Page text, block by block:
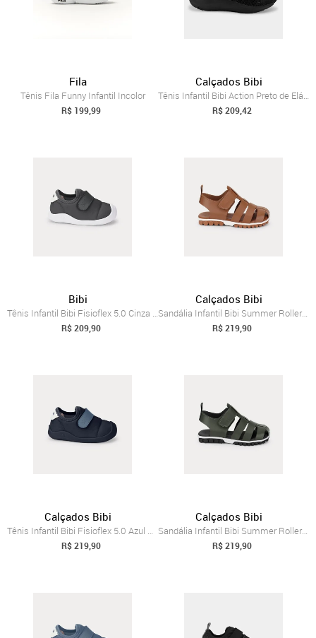
Fila
Tênis Fila Funny Infantil Incolor
R$ 199,99
Calçados Bibi
Tênis Infantil Bibi Action Preto de Elás...
R$ 209,42
Bibi
Tênis Infantil Bibi Fisioflex 5.0 Cinza ...
R$ 209,90
Calçados Bibi
Sandália Infantil Bibi Summer Roller 2.0...
R$ 219,90
Calçados Bibi
Tênis Infantil Bibi Fisioflex 5.0 Azul Marinho 18
R$ 219,90
Calçados Bibi
Sandália Infantil Bibi Summer Roller 2.0 Verde 20
R$ 219,90